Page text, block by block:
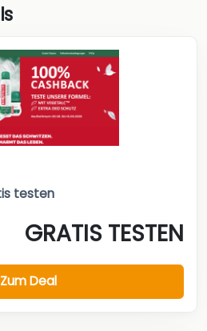
testen
GRATIS TESTEN
Zum Deal